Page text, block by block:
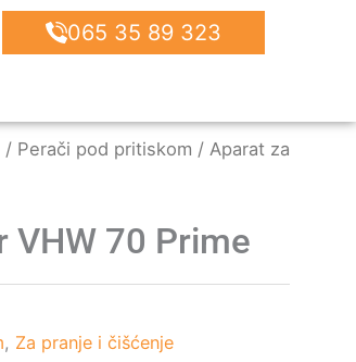
065 35 89 323
/ Perači pod pritiskom / Aparat za
VHW 70 Prime
, Za pranje i čišćenje